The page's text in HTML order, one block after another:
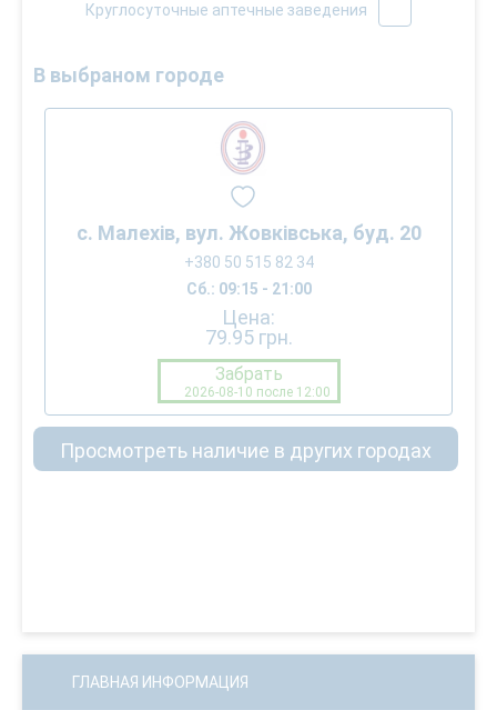
Круглосуточные аптечные заведения
В выбраном городе
с. Малехів, вул. Жовківська, буд. 20
+380 50 515 82 34
Сб.: 09:15 - 21:00
Цена:
79.95 грн.
Забрать
2026-08-10 после 12:00
Просмотреть наличие в других городах
ГЛАВНАЯ ИНФОРМАЦИЯ